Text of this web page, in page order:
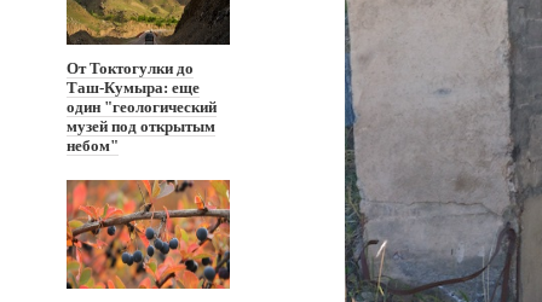
От Токтогулки до
Таш-Кумыра: еще
один "геологический
музей под открытым
небом"